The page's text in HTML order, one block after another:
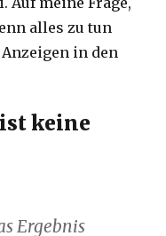
alles zu tun
in den
keine
Ergebnis